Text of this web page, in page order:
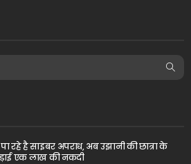
रहे है साइबर अपराध, अब उझानी की छात्रा के
एक लाख की नकदी